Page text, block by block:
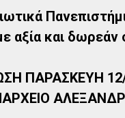
αξία και
ΠΑΡΑΣΚΕΥΗ 12/